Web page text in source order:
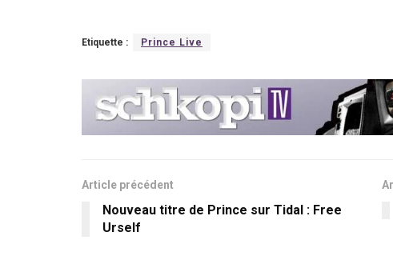
Etiquette : Prince Live
Article précédent
Nouveau titre de Prince sur Tidal : Free
Urself